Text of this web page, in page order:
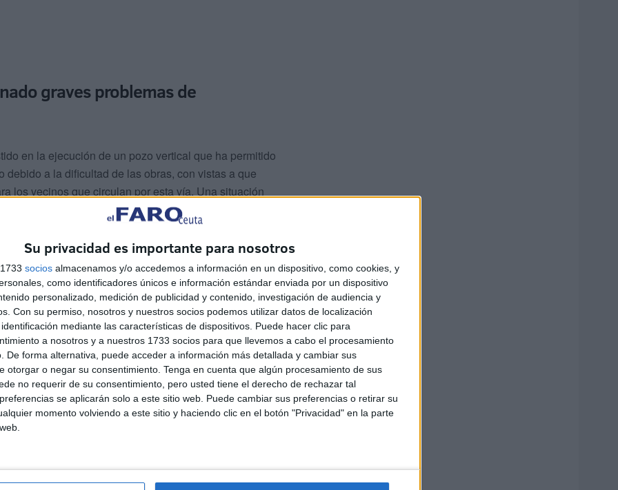
Su privacidad es importante para nosotros
socios almacenamos y/o accedemos a información en un dispositivo, como cookies, y
como identificadores únicos e información estándar enviada por un dispositivo
personalizado, medición de publicidad y contenido, investigación de audiencia y
Con su permiso, nosotros y nuestros socios podemos utilizar datos de localización
mediante las características de dispositivos. Puede hacer clic para
a nosotros y a nuestros 1733 socios para que llevemos a cabo el procesamiento
De forma alternativa, puede acceder a información más detallada y cambiar sus
otorgar o negar su consentimiento. Tenga en cuenta que algún procesamiento de sus
no requerir de su consentimiento, pero usted tiene el derecho de rechazar tal
se aplicarán solo a este sitio web. Puede cambiar sus preferencias o retirar su
momento volviendo a este sitio y haciendo clic en el botón "Privacidad" en la parte
graves problemas de
en la ejecución de un pozo vertical que ha permitido
a la dificultad de las obras, con vistas a que
los vecinos que circulan por esta vía. Una situación
pudo causar una desgracia de envergadura.
finalizadas, han sido un quebradero de cabeza para
a pocos días de poder circular por este punto sin
Alfonso.
gran agujero que ha impedido el tráfico y que ha
viaria debido a la imposibilidad de pasar por esta